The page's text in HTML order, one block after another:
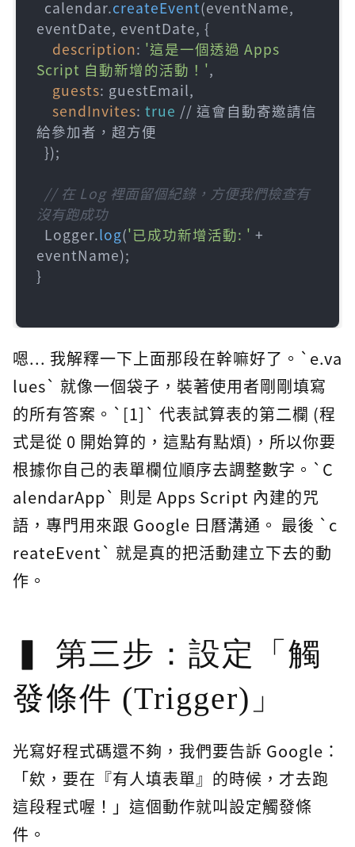
  calendar.
createEvent(eventName,
eventDate, eventDate, {
description: '這是一個透過 Apps
Script 自動新增的活動！',
guests: guestEmail,
sendInvites: true // 這會自動寄邀請信
給參加者，超方便
  });
// 在 Log 裡面留個紀錄，方便我們檢查有
沒有跑成功
  Logger.
log('已成功新增活動: ' +
eventName);
}
嗯... 我解釋一下上面那段在幹嘛好了。`e.va
lues` 就像一個袋子，裝著使用者剛剛填寫
的所有答案。`[1]` 代表試算表的第二欄 (程
式是從 0 開始算的，這點有點煩)，所以你要
根據你自己的表單欄位順序去調整數字。`C
alendarApp` 則是 Apps Script 內建的咒
語，專門用來跟 Google 日曆溝通。 最後 `c
reateEvent` 就是真的把活動建立下去的動
作。
第三步：設定「觸
發條件 (Trigger)」
光寫好程式碼還不夠，我們要告訴 Google：
「欸，要在『有人填表單』的時候，才去跑
這段程式喔！」這個動作就叫設定觸發條
件。